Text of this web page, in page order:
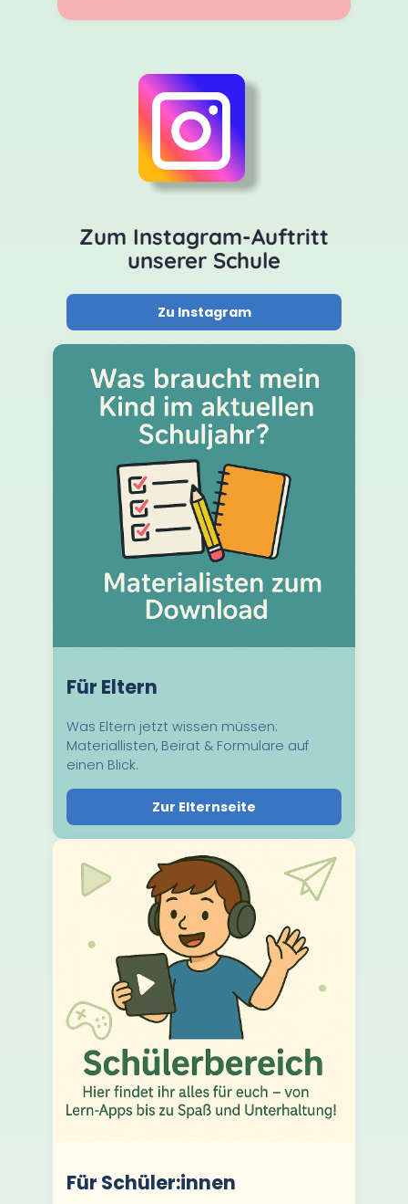
Zum Instagram-Auftritt
unserer Schule
Zu Instagram
Für Eltern
Was Eltern jetzt wissen müssen:
Materiallisten, Beirat & Formulare auf
einen Blick.
Zur Elternseite
Für Schüler:innen